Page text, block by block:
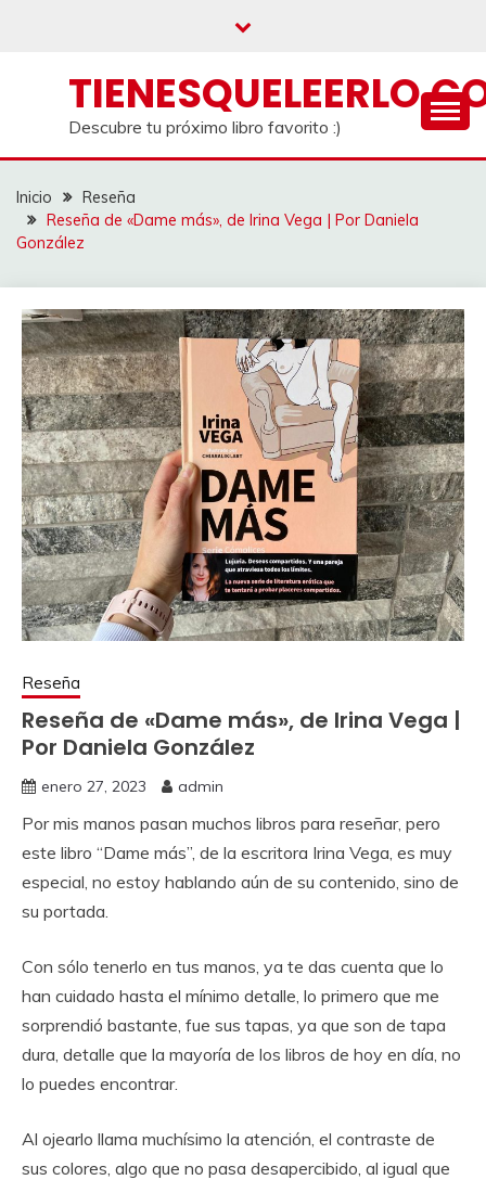
Descubre tu próximo libro favorito :)
Inicio
Reseña
Reseña de «Dame más», de Irina Vega | Por Daniela
González
Reseña
Reseña de «Dame más», de Irina Vega |
Por Daniela González
enero 27, 2023 admin
Por mis manos pasan muchos libros para reseñar, pero
este libro “Dame más”, de la escritora Irina Vega, es muy
especial, no estoy hablando aún de su contenido, sino de
su portada.
Con sólo tenerlo en tus manos, ya te das cuenta que lo
han cuidado hasta el mínimo detalle, lo primero que me
sorprendió bastante, fue sus tapas, ya que son de tapa
dura, detalle que la mayoría de los libros de hoy en día, no
lo puedes encontrar.
Al ojearlo llama muchísimo la atención, el contraste de
sus colores, algo que no pasa desapercibido, al igual que